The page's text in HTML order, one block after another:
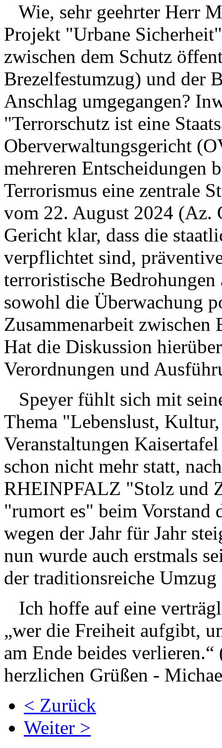
Wie, sehr geehrter Herr
Projekt "Urbane
zwischen dem Schutz
Brezelfestumzug) und der
Anschlag umgegangen?
"Terrorschutz ist eine
Oberverwaltungsgericht
mehreren Entscheidungen
Terrorismus eine zentrale
vom 22. August 2024 (Az.
Gericht klar, dass die
verpflichtet sind,
terroristische
sowohl die Überwachung
Zusammenarbeit zwischen
Hat die Diskussion
Verordnungen und
Speyer fühlt sich mit
Thema "Lebenslust,
Veranstaltungen
schon nicht mehr statt,
RHEINPFALZ "Stolz und
"rumort es" beim Vorstand
wegen der Jahr für Jahr
nun wurde auch erstmals
der traditionsreiche Umzug
Ich hoffe auf eine
„wer die Freiheit aufgibt,
am Ende beides
herzlichen Grüßen -
< Zurück
Weiter >